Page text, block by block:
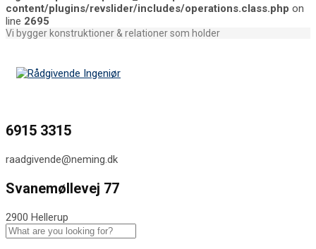
content/plugins/revslider/includes/operations.class.php on
line 2695
Vi bygger konstruktioner & relationer som holder
6915 3315
raadgivende@neming.dk
Svanemøllevej 77
2900 Hellerup